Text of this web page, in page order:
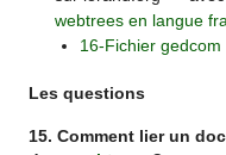
webtrees en langue
16-Fichier gedcom
Les questions
15. Comment lier un